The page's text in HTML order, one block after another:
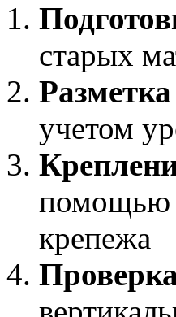
старых
Разметка
учетом
помощью
крепежа